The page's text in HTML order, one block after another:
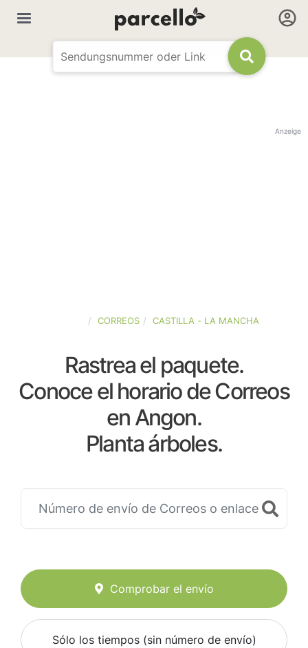
Anzeige
CORREOS CASTILLA - LA MANCHA
Rastrea el paquete.
Conoce el horario de Correos
en Angon.
Planta árboles.
Comprobar el envío
Sólo los tiempos (sin número de envío)